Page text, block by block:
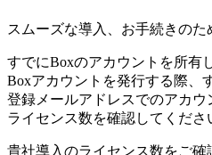
スムーズな導入、お手続きのた
すでにBoxのアカウントを所有
Boxアカウントを発行する際、
登録メールアドレスでのアカウ
ライセンス数を確認してくださ
貴社導入のライセンス数をご確